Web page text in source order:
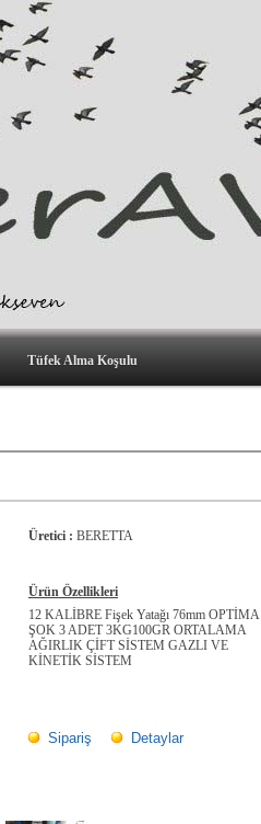
Tüfek Alma Koşulu
Üretici : BERETTA
Ürün Özellikleri
12 KALİBRE Fişek Yatağı 76mm OPTİMA
ŞOK 3 ADET 3KG100GR ORTALAMA
AĞIRLIK ÇİFT SİSTEM GAZLI VE
KİNETİK SİSTEM
Sipariş Detaylar